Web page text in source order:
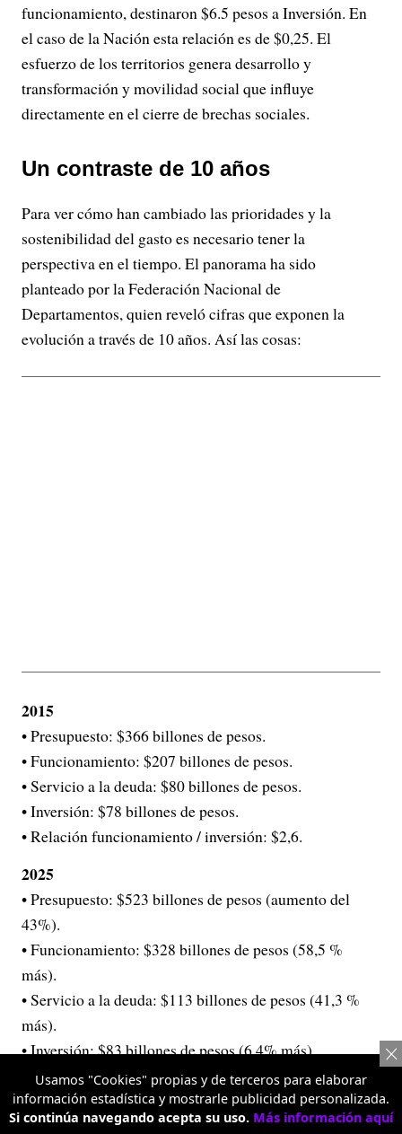
funcionamiento, destinaron $6.5 pesos a Inversión. En
el caso de la Nación esta relación es de $0,25. El
esfuerzo de los territorios genera desarrollo y
transformación y movilidad social que influye
directamente en el cierre de brechas sociales.
Un contraste de 10 años
Para ver cómo han cambiado las prioridades y la
sostenibilidad del gasto es necesario tener la
perspectiva en el tiempo. El panorama ha sido
planteado por la Federación Nacional de
Departamentos, quien reveló cifras que exponen la
evolución a través de 10 años. Así las cosas:
2015
• Presupuesto: $366 billones de pesos.
• Funcionamiento: $207 billones de pesos.
• Servicio a la deuda: $80 billones de pesos.
• Inversión: $78 billones de pesos.
• Relación funcionamiento / inversión: $2,6.
2025
• Presupuesto: $523 billones de pesos (aumento del
43%).
• Funcionamiento: $328 billones de pesos (58,5 %
más).
• Servicio a la deuda: $113 billones de pesos (41,3 %
más).
• Inversión: $83 billones de pesos (6,4% más).
• Relación funcionamiento / inversión: $4,1.
Vea el gráfico completo a continuación:
Usamos "Cookies" propias y de terceros para elaborar
información estadística y mostrarle publicidad personalizada.
Si continúa navegando acepta su uso. Más información aquí